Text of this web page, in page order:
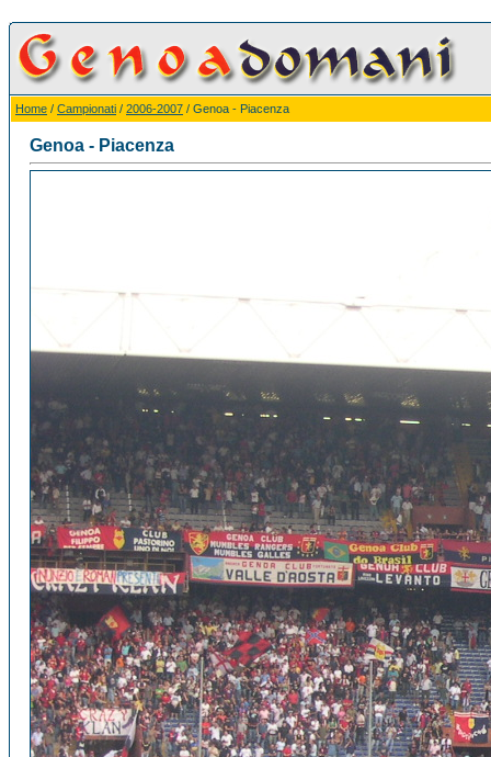
Home / Campionati / 2006-2007 / Genoa - Piacenza
Genoa - Piacenza